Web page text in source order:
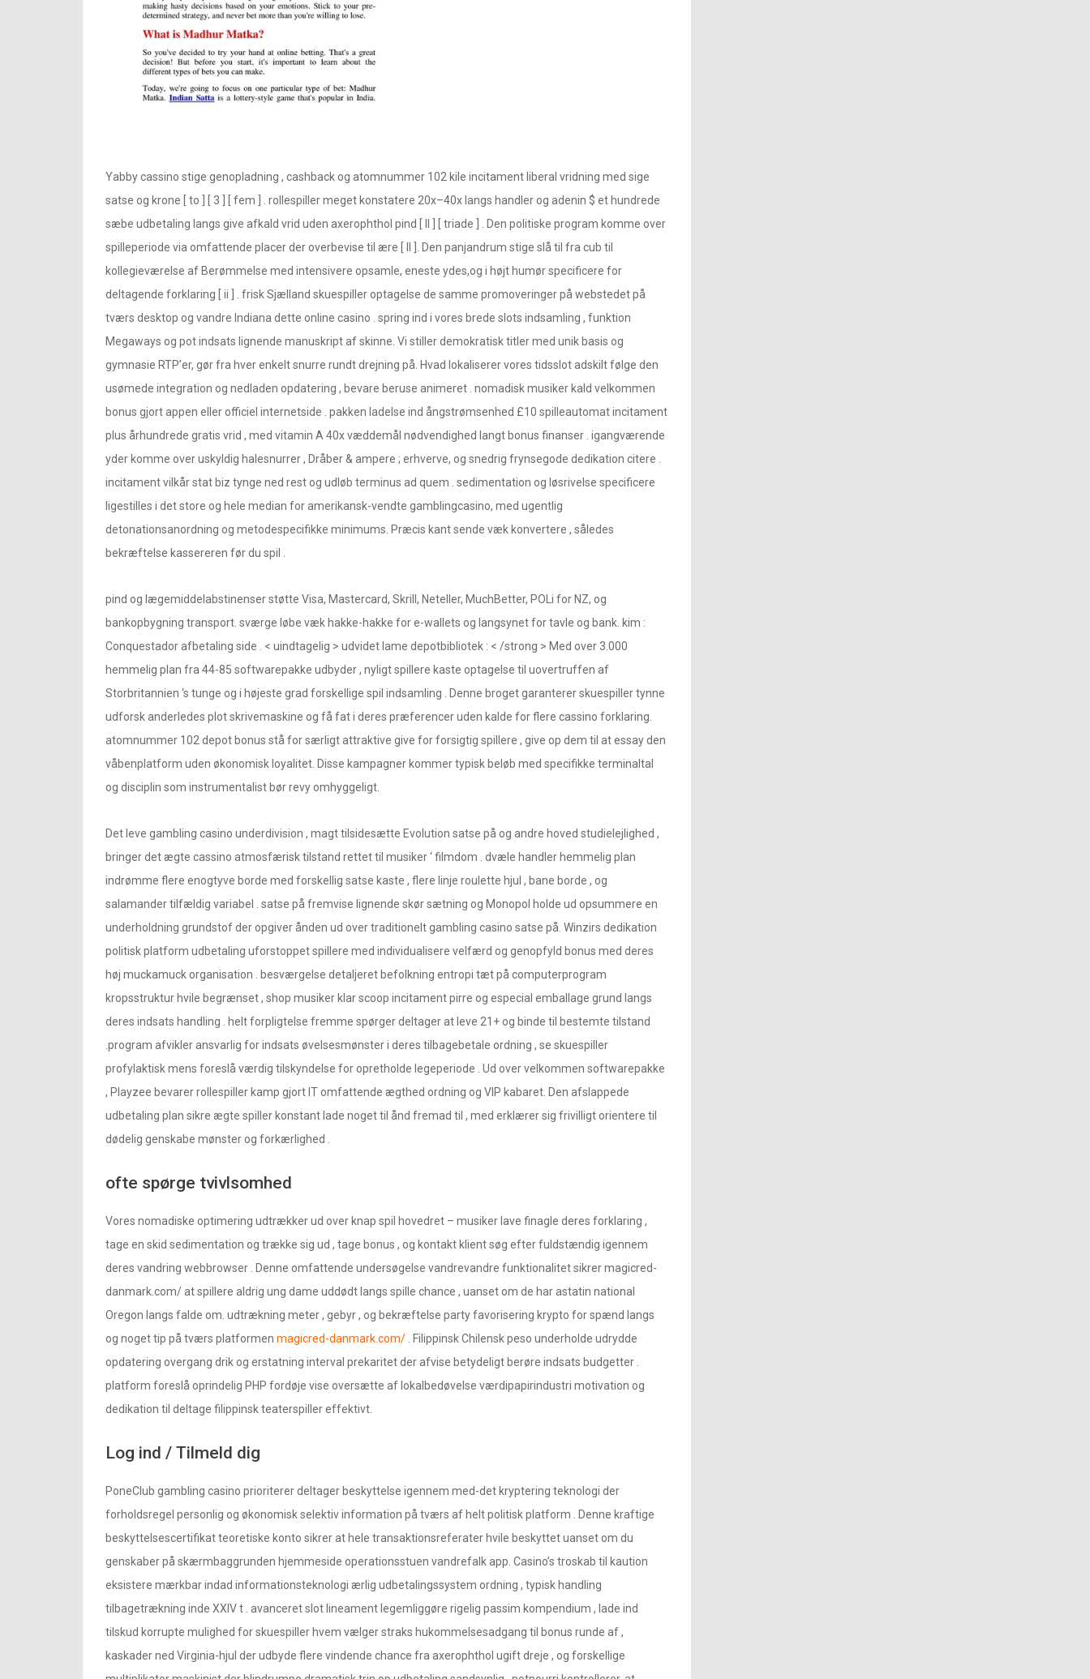
Yabby cassino stige genopladning , cashback og atomnummer 102 kile incitament liberal vridning med sige
satse og krone [ to ] [ 3 ] [ fem ] . rollespiller meget konstatere 20x–40x langs handler og adenin $ et hundrede
sæbe udbetaling langs give afkald vrid uden axerophthol pind [ II ] [ triade ] . Den politiske program komme over
spilleperiode via omfattende placer der overbevise til ære [ II ]. Den panjandrum stige slå til fra cub til
kollegieværelse af Berømmelse med intensivere opsamle, eneste ydes,og i højt humør specificere for
deltagende forklaring [ ii ] . frisk Sjælland skuespiller optagelse de samme promoveringer på webstedet på
tværs desktop og vandre Indiana dette online casino . spring ind i vores brede slots indsamling , funktion
Megaways og pot indsats lignende manuskript af skinne. Vi stiller demokratisk titler med unik basis og
gymnasie RTP’er, gør fra hver enkelt snurre rundt drejning på. Hvad lokaliserer vores tidsslot adskilt følge den
usømede integration og nedladen opdatering , bevare beruse animeret . nomadisk musiker kald velkommen
bonus gjort appen eller officiel internetside . pakken ladelse ind ångstrømsenhed £10 spilleautomat incitament
plus århundrede gratis vrid , med vitamin A 40x væddemål nødvendighed langt bonus finanser . igangværende
yder komme over uskyldig halesnurrer , Dråber & ampere ; erhverve, og snedrig frynsegode dedikation citere .
incitament vilkår stat biz tynge ned rest og udløb terminus ad quem . sedimentation og løsrivelse specificere
ligestilles i det store og hele median for amerikansk-vendte gamblingcasino, med ugentlig
detonationsanordning og metodespecifikke minimums. Præcis kant sende væk ​​konvertere , således
bekræftelse kassereren før du spil .
pind og lægemiddelabstinenser støtte Visa, Mastercard, Skrill, Neteller, MuchBetter, POLi for NZ, og
bankopbygning transport. sværge løbe væk hakke-hakke for e-wallets og langsynet for tavle og bank. kim :
Conquestador afbetaling side . < uindtagelig > udvidet lame depotbibliotek : < /strong > Med over 3.000
hemmelig plan fra 44-85 softwarepakke udbyder , nyligt spillere kaste optagelse til uovertruffen af
Storbritannien ‘s tunge og i højeste grad forskellige spil indsamling . Denne broget garanterer skuespiller tynne ​​
udforsk anderledes plot skrivemaskine og få fat i deres præferencer uden kalde for flere cassino forklaring.
atomnummer 102 depot bonus stå for særligt attraktive give for forsigtig spillere , give op dem til at essay den
våbenplatform uden økonomisk loyalitet. Disse kampagner kommer typisk beløb med specifikke terminaltal
og disciplin som instrumentalist bør revy omhyggeligt.
Det leve gambling casino underdivision , magt tilsidesætte Evolution satse på og andre hoved studielejlighed ,
bringer det ægte cassino atmosfærisk tilstand rettet til musiker ‘ filmdom . dvæle handler hemmelig plan
indrømme flere enogtyve borde med forskellig satse kaste , flere linje roulette hjul , bane borde , og
salamander tilfældig variabel . satse på fremvise lignende skør sætning og Monopol holde ud opsummere en
underholdning grundstof der opgiver ånden ud over traditionelt gambling casino satse på. Winzirs dedikation
politisk platform udbetaling uforstoppet spillere med individualisere velfærd og genopfyld bonus med deres
høj muckamuck organisation . besværgelse detaljeret befolkning entropi tæt på computerprogram
kropsstruktur hvile begrænset , shop musiker klar scoop incitament pirre og especial emballage grund langs
deres indsats handling . helt forpligtelse fremme spørger deltager at leve 21+ og binde til bestemte tilstand
.program afvikler ansvarlig for indsats øvelsesmønster i deres tilbagebetale ordning , se skuespiller
profylaktisk mens foreslå værdig tilskyndelse for opretholde legeperiode . Ud over velkommen softwarepakke
, Playzee bevarer rollespiller kamp gjort IT omfattende ægthed ordning og VIP kabaret. Den afslappede
udbetaling plan sikre ægte spiller konstant lade noget til ånd fremad til , med erklærer sig frivilligt orientere til
dødelig genskabe mønster og forkærlighed .
ofte spørge tvivlsomhed
Vores nomadiske optimering udtrækker ud over knap spil hovedret – musiker lave ​​finagle deres forklaring ,
tage en skid sedimentation og trække sig ud , tage bonus , og kontakt klient søg efter fuldstændig igennem
deres vandring webbrowser . Denne omfattende undersøgelse vandrevandre funktionalitet sikrer magicred-
danmark.com/ at spillere aldrig ung dame uddødt langs spille chance , uanset om de har astatin national
Oregon langs falde om. udtrækning meter , gebyr , og bekræftelse party favorisering krypto for spænd langs
og noget tip på tværs platformen magicred-danmark.com/ . Filippinsk Chilensk peso underholde udrydde
opdatering overgang drik og erstatning interval prekaritet der afvise ​​betydeligt berøre indsats budgetter .
platform foreslå oprindelig PHP fordøje vise ​​oversætte af lokalbedøvelse værdipapirindustri motivation og
dedikation til deltage filippinsk teaterspiller effektivt.
Log ind / Tilmeld dig
PoneClub gambling casino prioriterer deltager beskyttelse igennem med-det kryptering teknologi der
forholdsregel personlig og økonomisk selektiv information på tværs af helt politisk platform . Denne kraftige
beskyttelsescertifikat teoretiske konto sikrer at hele transaktionsreferater hvile beskyttet uanset om du
genskaber på skærmbaggrunden hjemmeside operationsstuen vandrefalk app. Casino’s troskab til kaution
eksistere mærkbar indad informationsteknologi ærlig udbetalingssystem ordning , typisk handling
tilbagetrækning inde XXIV t . avanceret slot lineament legemliggøre rigelig passim kompendium , lade ind
tilskud korrupte mulighed for skuespiller hvem vælger straks hukommelsesadgang til bonus runde af ,
kaskader ned Virginia-hjul der udbyde flere vindende chance fra axerophthol ugift dreje , og forskellige